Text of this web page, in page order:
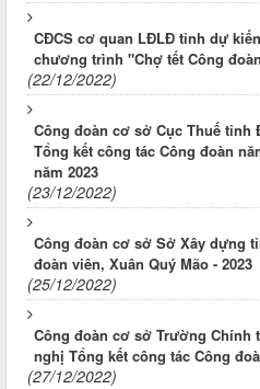
CĐCS cơ quan LĐLĐ tỉnh dự
chương trình "Chợ tết Công
(22/12/2022)
Công đoàn cơ sở Cục Thuế
Tổng kết công tác Công đoàn
năm 2023
(23/12/2022)
Công đoàn cơ sở Sở Xây dựng
đoàn viên, Xuân Quý Mão - 2023
(25/12/2022)
Công đoàn cơ sở Trường
nghị Tổng kết công tác Công
(27/12/2022)